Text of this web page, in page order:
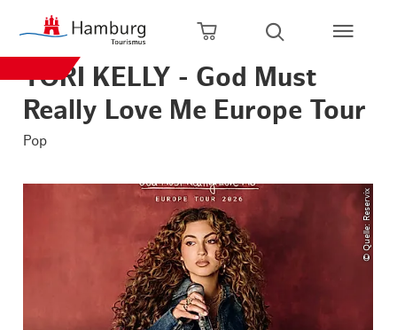
Zum Hauptinhalt springen
Zur Hauptnavigation springen
Zur Volltextsuche springen
Zum Footer springen
Warenkorb öffnen
Suche öffnen
TORI KELLY - God Must
Really Love Me Europe Tour
Pop
© Quelle: Reservix